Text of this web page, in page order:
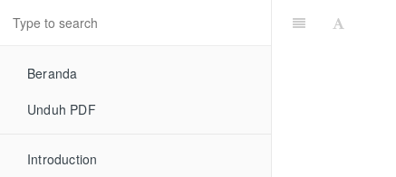
Beranda
Unduh PDF
Introduction